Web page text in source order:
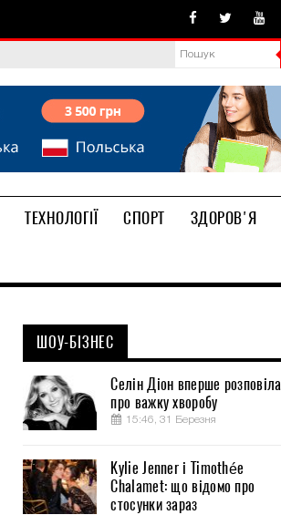
ТЕХНОЛОГІЇ СПОРТ
ЗДОРОВ'Я
ШОУ-БІЗНЕС
Селін Діон вперше розповіла
про важку хворобу
15:46, 31 Березня
Kylie Jenner і Timothée
Chalamet: що відомо про
стосунки зараз